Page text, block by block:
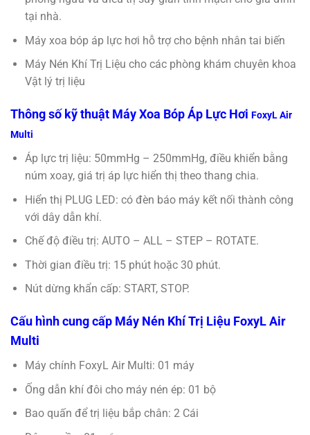
tại nhà.
Máy xoa bóp áp lực hơi hỗ trợ cho bệnh nhân tai biến
Máy Nén Khí Trị Liệu cho các phòng khám chuyên khoa
Vật lý trị liệu
Thông số kỹ thuật Máy Xoa Bóp Áp Lực Hơi FoxyL Air
Multi
Áp lực trị liệu: 50mmHg – 250mmHg, điều khiển bằng
núm xoay, giá trị áp lực hiển thị theo thang chia.
Hiển thị PLUG LED: có đèn báo máy kết nối thành công
với dây dẫn khí.
Chế độ điều trị: AUTO – ALL – STEP – ROTATE.
Thời gian điều trị: 15 phút hoặc 30 phút.
Nút dừng khẩn cấp: START, STOP.
Cấu hình cung cấp Máy Nén Khí Trị Liệu FoxyL Air
Multi
Máy chính FoxyL Air Multi: 01 máy
Ống dẫn khí đôi cho máy nén ép: 01 bộ
Bao quấn để trị liệu bắp chân: 2 Cái